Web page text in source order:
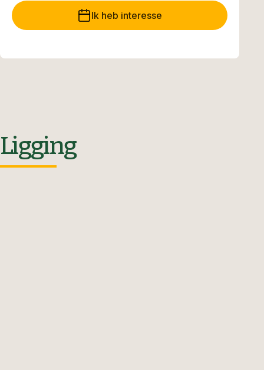
Ik heb interesse
Ligging